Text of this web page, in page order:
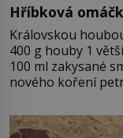
Hříbková
Královskou houbou
400 g houby 1
100 ml zakysané
nového koření